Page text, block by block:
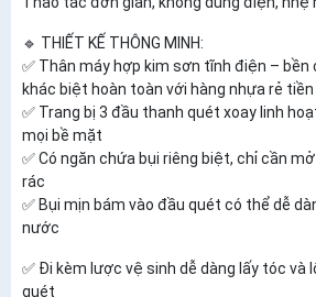
🔹 THIẾT KẾ THÔNG MINH:
✅ Thân máy hợp kim sơn tĩnh điện – bền
khác biệt hoàn toàn với hàng nhựa rẻ tiền
✅ Trang bị 3 đầu thanh quét xoay linh
mọi bề mặt
✅Có ngăn chứa bụi riêng biệt, chỉ cần
rác
✅ Bụi mịn bám vào đầu quét có thể dễ
nước
✅ Đi kèm lược vệ sinh dễ dàng lấy tóc và
quét